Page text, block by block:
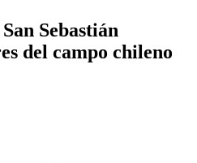
Sebastián
del campo chileno